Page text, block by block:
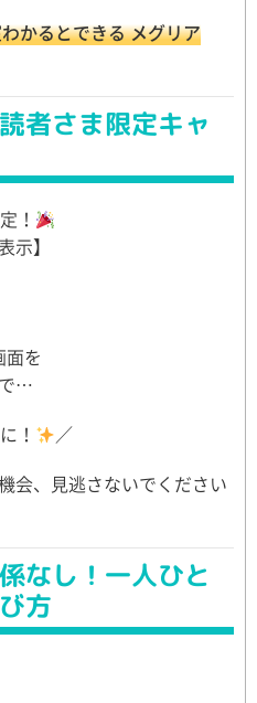
かるとできる メグリア
者さま限定キャ
！
示】
を
…
！
／
会、見逃さないでください
なし！一人ひと
方